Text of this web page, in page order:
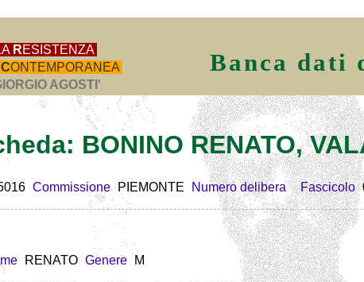
RESISTENZA
CONTEMPORANEA
AGOSTI'
Banca dati
BONINO RENATO,
Commissione PIEMONTE Numero delibera Fascicolo
RENATO Genere M